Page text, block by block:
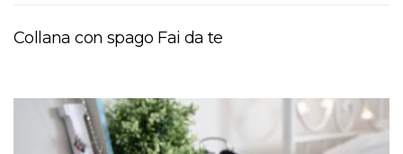
Collana con spago Fai da te